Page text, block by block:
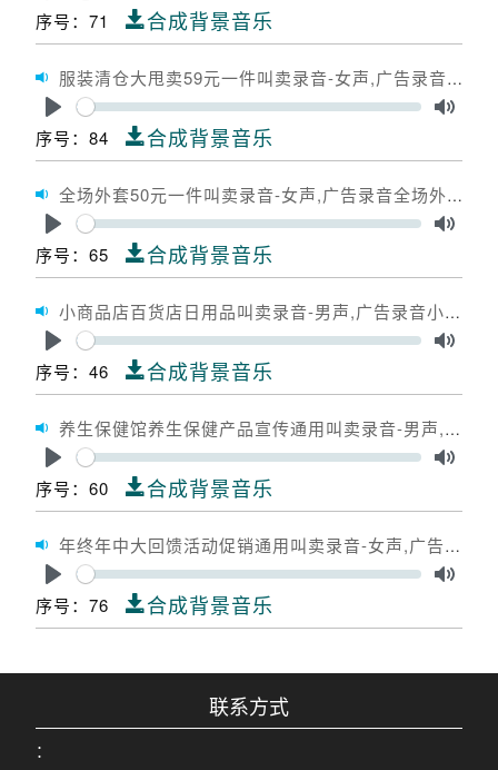
序号：71 合成背景音乐
服装清仓大甩卖59元一件叫卖录音-女声,广告录音服装清仓大甩卖59元一件,广告配音服装清仓大甩卖59元一件
Seek
序号：84 合成背景音乐
全场外套50元一件叫卖录音-女声,广告录音全场外套50元一件,广告配音全场外套50元一件
Seek
序号：65 合成背景音乐
小商品店百货店日用品叫卖录音-男声,广告录音小商品店百货店日用品,广告配音小商品店百货店日用品
Seek
序号：46 合成背景音乐
养生保健馆养生保健产品宣传通用叫卖录音-男声,广告录音养生保健馆养生保健产品宣传通用,广告配音养生保健馆养生保健产品宣传通用
Seek
序号：60 合成背景音乐
年终年中大回馈活动促销通用叫卖录音-女声,广告录音年终年中大回馈活动促销通用,广告配音年终年中大回馈活动促销通用
Seek
序号：76 合成背景音乐
联系方式
：